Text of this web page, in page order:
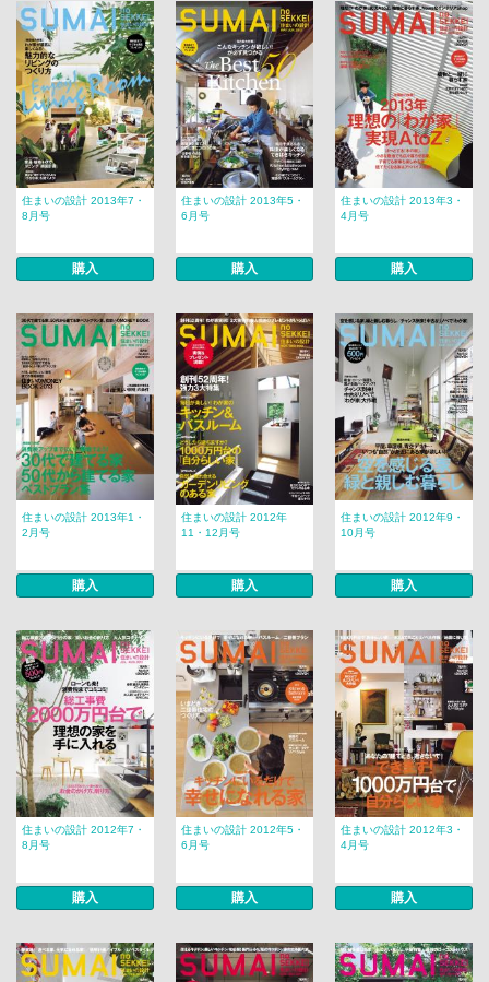
住まいの設計 2013年7・
8月号
購入
住まいの設計 2013年5・
6月号
購入
住まいの設計 2013年3・
4月号
購入
住まいの設計 2013年1・
2月号
購入
住まいの設計 2012年
11・12月号
購入
住まいの設計 2012年9・
10月号
購入
住まいの設計 2012年7・
8月号
購入
住まいの設計 2012年5・
6月号
購入
住まいの設計 2012年3・
4月号
購入